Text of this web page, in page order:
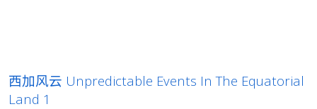
西加风云 Unpredictable Events In The Equatorial
Land 1